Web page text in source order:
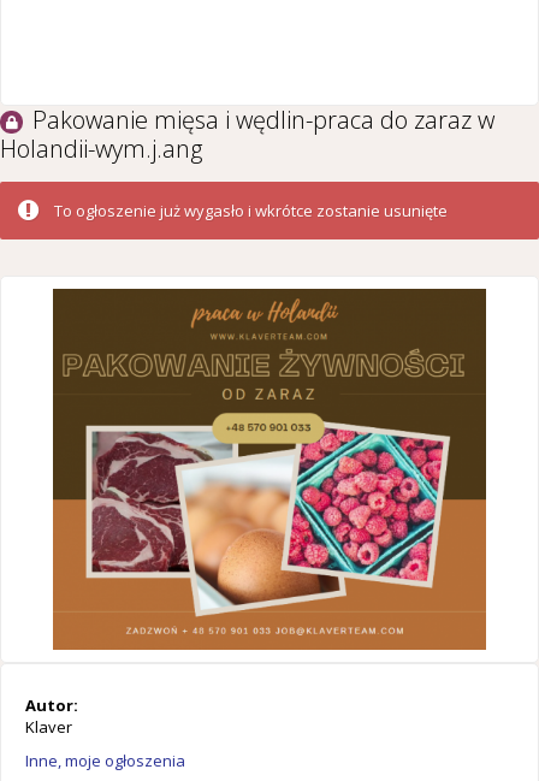
Pakowanie mięsa i wędlin-praca do zaraz w
Holandii-wym.j.ang
To ogłoszenie już wygasło i wkrótce zostanie usunięte
Autor:
Klaver
Inne, moje ogłoszenia